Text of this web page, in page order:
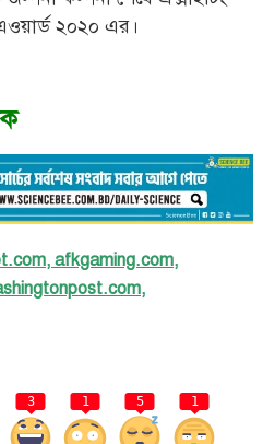
২০২০ এর।
, afkgaming.com,
,
3 1 5 1